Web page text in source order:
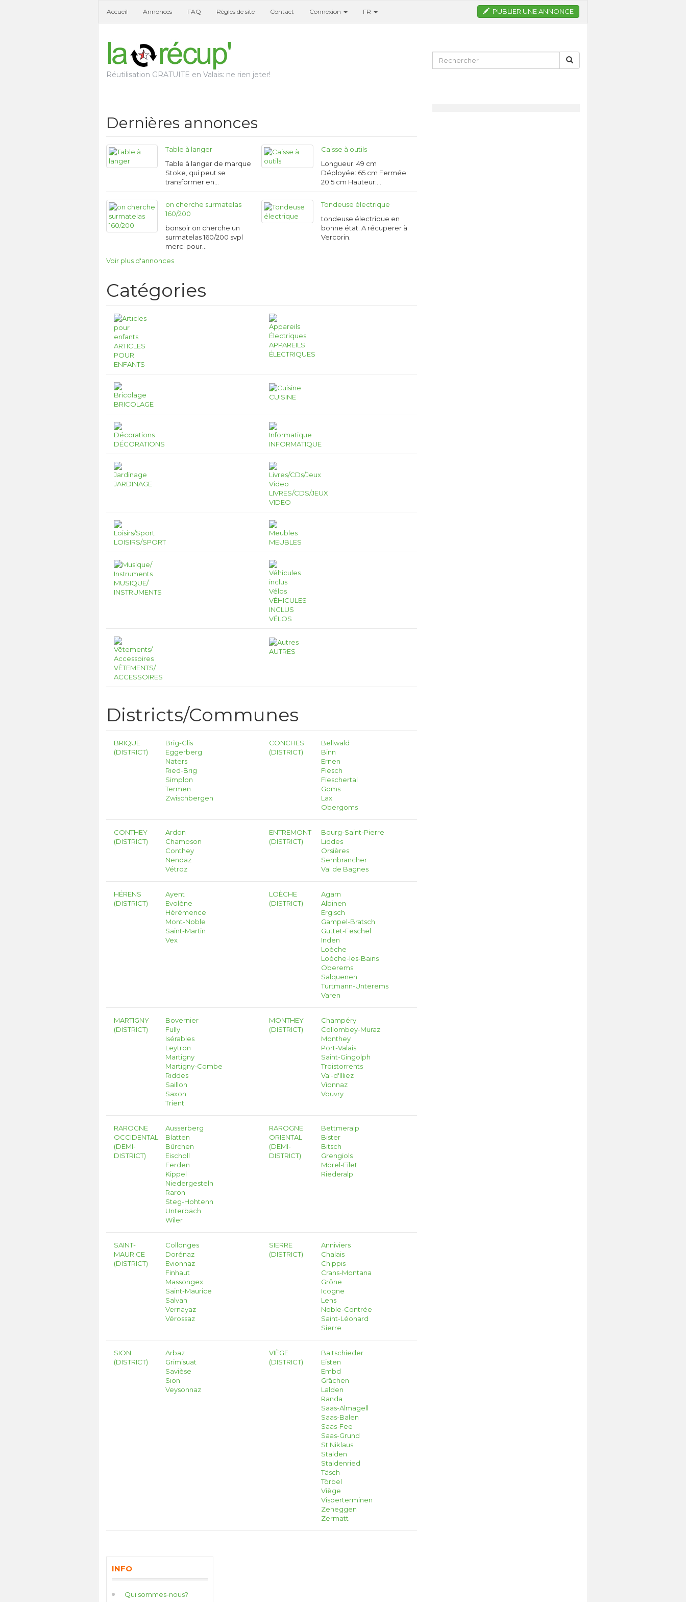
Accueil Annonces FAQ Règles de site Contact Connexion FR PUBLIER UNE ANNONCE
Réutilisation GRATUITE en Valais: ne rien jeter!
Dernières annonces
Table à langer
Table à langer de marque
Stoke, qui peut se
transformer en…
Caisse à outils
Longueur: 49 cm
Déployée: 65 cm Fermée:
20.5 cm Hauteur:…
on cherche surmatelas
160/200
bonsoir on cherche un
surmatelas 160/200 svpl
merci pour…
Tondeuse électrique
tondeuse électrique en
bonne état. A récuperer à
Vercorin.
Voir plus d'annonces
Catégories
ARTICLES
POUR
ENFANTS
APPAREILS
ÉLECTRIQUES
BRICOLAGE
CUISINE
DÉCORATIONS INFORMATIQUE
JARDINAGE
LIVRES/CDS/JEUX
VIDEO
LOISIRS/SPORT MEUBLES
MUSIQUE/
INSTRUMENTS
VÉHICULES
INCLUS
VÉLOS
VÊTEMENTS/
ACCESSOIRES
AUTRES
Districts/Communes
BRIQUE
(DISTRICT)
Brig-Glis
Eggerberg
Naters
Ried-Brig
Simplon
Termen
Zwischbergen
CONCHES
(DISTRICT)
Bellwald
Binn
Ernen
Fiesch
Fieschertal
Goms
Lax
Obergoms
CONTHEY
(DISTRICT)
Ardon
Chamoson
Conthey
Nendaz
Vétroz
ENTREMONT
(DISTRICT)
Bourg-Saint-Pierre
Liddes
Orsières
Sembrancher
Val de Bagnes
HÉRENS
(DISTRICT)
Ayent
Evolène
Hérémence
Mont-Noble
Saint-Martin
Vex
LOÈCHE
(DISTRICT)
Agarn
Albinen
Ergisch
Gampel-Bratsch
Guttet-Feschel
Inden
Loèche
Loèche-les-Bains
Oberems
Salquenen
Turtmann-Unterems
Varen
MARTIGNY
(DISTRICT)
Bovernier
Fully
Isérables
Leytron
Martigny
Martigny-Combe
Riddes
Saillon
Saxon
Trient
MONTHEY
(DISTRICT)
Champéry
Collombey-Muraz
Monthey
Port-Valais
Saint-Gingolph
Troistorrents
Val-d'Illiez
Vionnaz
Vouvry
RAROGNE
OCCIDENTAL
(DEMI-
DISTRICT)
Ausserberg
Blatten
Bürchen
Eischoll
Ferden
Kippel
Niedergesteln
Raron
Steg-Hohtenn
Unterbäch
Wiler
RAROGNE
ORIENTAL
(DEMI-
DISTRICT)
Bettmeralp
Bister
Bitsch
Grengiols
Mörel-Filet
Riederalp
SAINT-
MAURICE
(DISTRICT)
Collonges
Dorénaz
Evionnaz
Finhaut
Massongex
Saint-Maurice
Salvan
Vernayaz
Vérossaz
SIERRE
(DISTRICT)
Anniviers
Chalais
Chippis
Crans-Montana
Grône
Icogne
Lens
Noble-Contrée
Saint-Léonard
Sierre
SION
(DISTRICT)
Arbaz
Grimisuat
Savièse
Sion
Veysonnaz
VIÈGE
(DISTRICT)
Baltschieder
Eisten
Embd
Grächen
Lalden
Randa
Saas-Almagell
Saas-Balen
Saas-Fee
Saas-Grund
St Niklaus
Stalden
Staldenried
Täsch
Törbel
Viège
Visperterminen
Zeneggen
Zermatt
INFO
Qui sommes-nous?